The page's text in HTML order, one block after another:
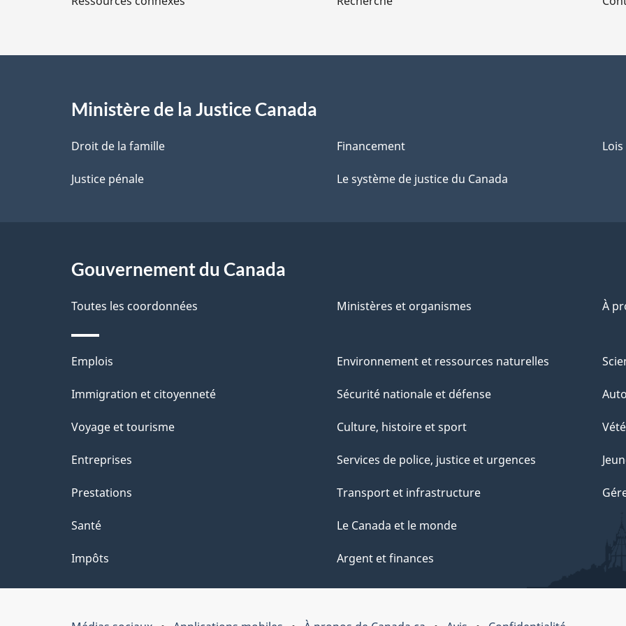
s
l
a
p
e
Ministère de la Justice Canada
Droit de la famille
Justice pénale
Financement
Le système de justice du Canada
Lois
Gouvernement du Canada
Toutes les coordonnées Ministères et organismes À
Thèmes
et
Emplois
Immigration et citoyenneté
Voyage et tourisme
Entreprises
Prestations
Santé
Impôts
Environnement et ressources naturelles
Sécurité nationale et défense
Culture, histoire et sport
Services de police, justice et urgences
Transport et infrastructure
Le Canada et le monde
Argent et finances